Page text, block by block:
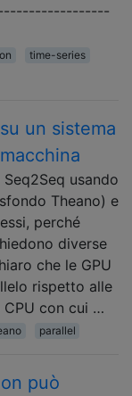
time-series
un sistema
usando
Theano) e
perché
diverse
che le GPU
rispetto alle
CPU con cui …
parallel
può